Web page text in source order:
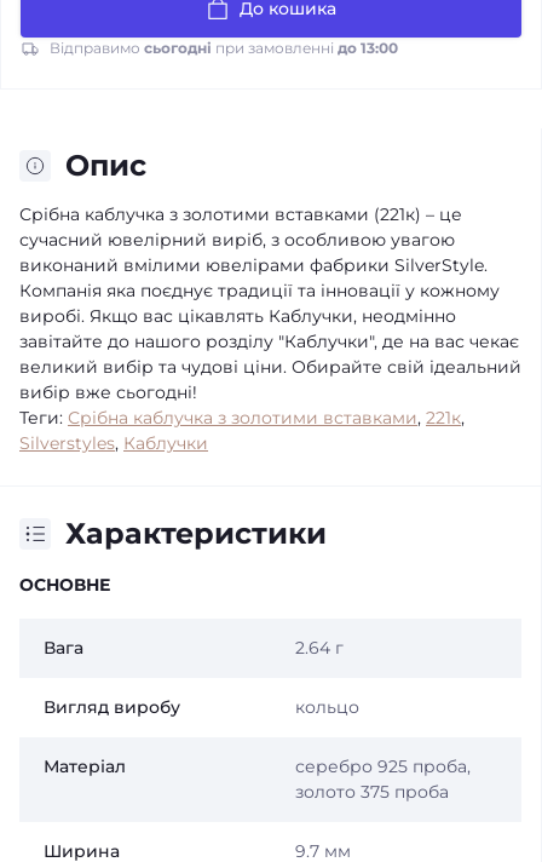
До кошика
Відправимо сьогодні при замовленні до 13:00
Опис
Срібна каблучка з золотими вставками (221к) – це
сучасний ювелірний виріб, з особливою увагою
виконаний вмілими ювелірами фабрики SilverStyle.
Компанія яка поєднує традиції та інновації у кожному
виробі. Якщо вас цікавлять Каблучки, неодмінно
завітайте до нашого розділу "Каблучки", де на вас чекає
великий вибір та чудові ціни. Обирайте свій ідеальний
вибір вже сьогодні!
Теги: Срібна каблучка з золотими вставками, 221к,
Silverstyles, Каблучки
Характеристики
ОСНОВНЕ
Вага 2.64 г
Вигляд виробу кольцо
Матеріал
серебро 925 проба,
золото 375 проба​
Ширина 9.7 мм